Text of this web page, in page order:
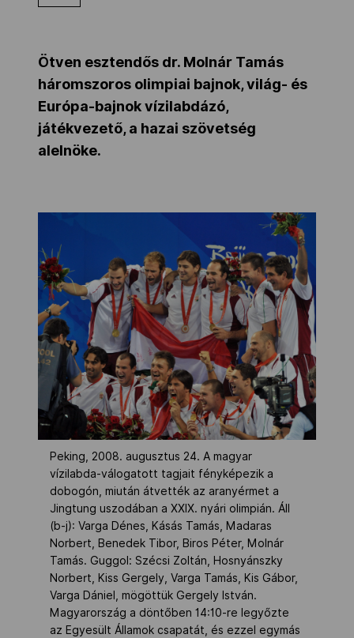
NOB
Társszervezetek
Adatbank
Ötven esztendős dr. Molnár Tamás
háromszoros olimpiai bajnok, világ- és
Európa-bajnok vízilabdázó,
játékvezető, a hazai szövetség
alelnöke.
Peking, 2008. augusztus 24. A magyar
vízilabda-válogatott tagjait fényképezik a
dobogón, miután átvették az aranyérmet a
Jingtung uszodában a XXIX. nyári olimpián. Áll
(b-j): Varga Dénes, Kásás Tamás, Madaras
Norbert, Benedek Tibor, Biros Péter, Molnár
Tamás. Guggol: Szécsi Zoltán, Hosnyánszky
Norbert, Kiss Gergely, Varga Tamás, Kis Gábor,
Varga Dániel, mögöttük Gergely István.
Magyarország a döntőben 14:10-re legyőzte
az Egyesült Államok csapatát, és ezzel egymás